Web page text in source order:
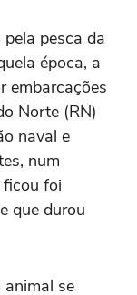
pesca da
época, a
embarcações
Norte (RN)
naval e
num
foi
que durou
animal se